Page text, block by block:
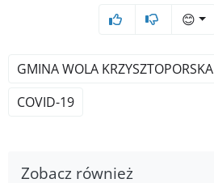
😊
GMINA WOLA KRZYSZTOPORSKA
COVID-19
Zobacz również